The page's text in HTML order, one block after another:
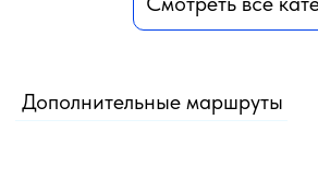
Дополнительные маршруты